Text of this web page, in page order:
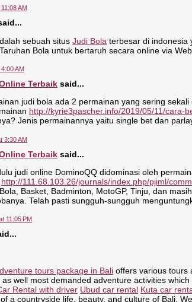
AM
sebuah situsJudi Bola terbesar di indonesia
Bola untuk bertaruh secara online via
AM
Terbaik said...
judi bola ada 2 permainan yang sering
http://kyrie3pascher.info/2019/05/11/cara-
Jenis permainannya yaitu single bet dan
3:30 AM
Terbaik said...
judi online DominoQQ didominasi oleh
http://111.68.103.26/journals/index.php/pjiml/
Basket, Badminton, MotoGP, Tinju, dan
Telah pasti sungguh-sungguh
11:05 PM
tours package in Bali offers various tours
well most demanded adventure activities
Rental with driver Ubud car rental Kuta car
a countryside life, beauty, and culture of Bali.